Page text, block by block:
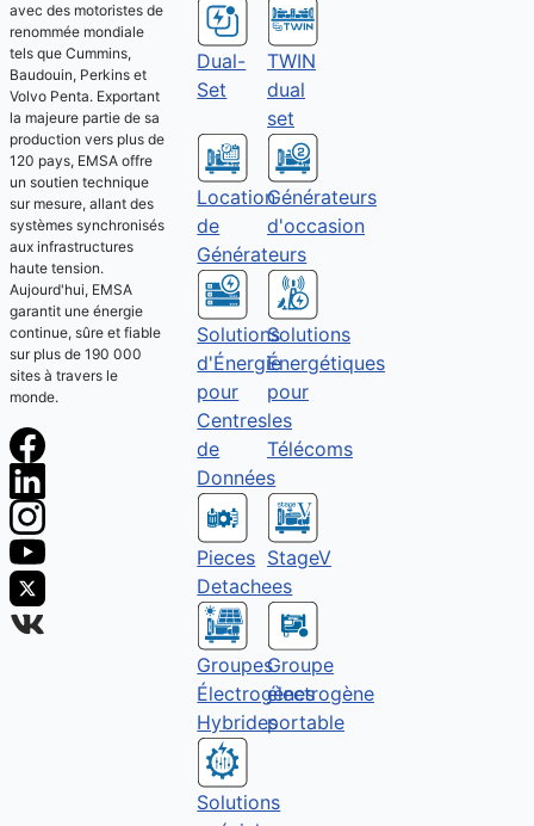
avec des motoristes de
renommée mondiale
tels que Cummins,
Baudouin, Perkins et
Volvo Penta. Exportant
la majeure partie de sa
production vers plus de
120 pays, EMSA offre
un soutien technique
sur mesure, allant des
systèmes synchronisés
aux infrastructures
haute tension.
Aujourd'hui, EMSA
garantit une énergie
continue, sûre et fiable
sur plus de 190 000
sites à travers le
monde.
Dual-
Set
TWIN
dual
set
Location
de
Générateurs
Générateurs
d'occasion
Solutions
d'Énergie
pour
Centres
de
Données
Solutions
Énergétiques
pour
les
Télécoms
Pieces
Detachees
StageV
Groupes
Électrogènes
Hybrides
Groupe
électrogène
portable
Solutions